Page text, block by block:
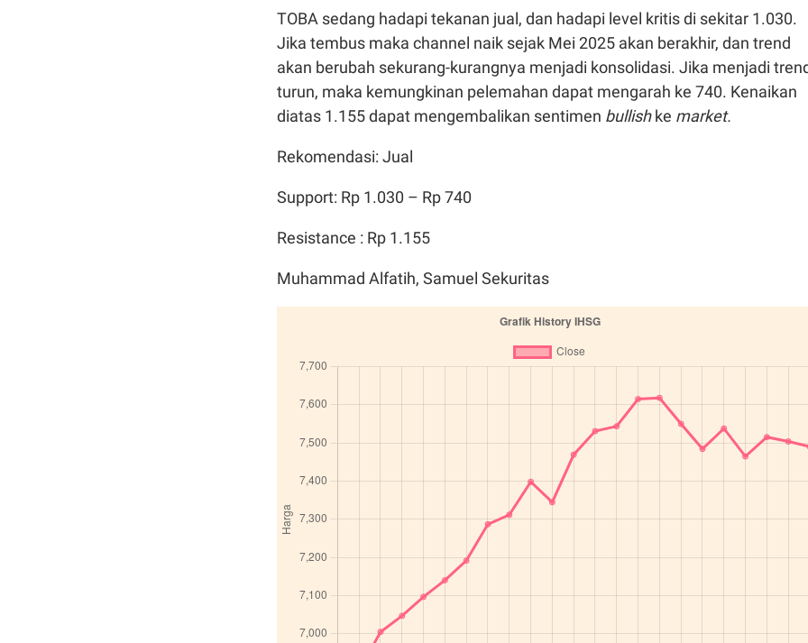
TOBA sedang hadapi tekanan jual, dan hadapi level kritis di sekitar 1.030.
Jika tembus maka channel naik sejak Mei 2025 akan berakhir, dan trend
akan berubah sekurang-kurangnya menjadi konsolidasi. Jika menjadi
turun, maka kemungkinan pelemahan dapat mengarah ke 740. Kenaikan
diatas 1.155 dapat mengembalikan sentimen bullishke market.
Rekomendasi: Jual
Support: Rp 1.030 – Rp 740
Resistance : Rp 1.155
Muhammad Alfatih, Samuel Sekuritas